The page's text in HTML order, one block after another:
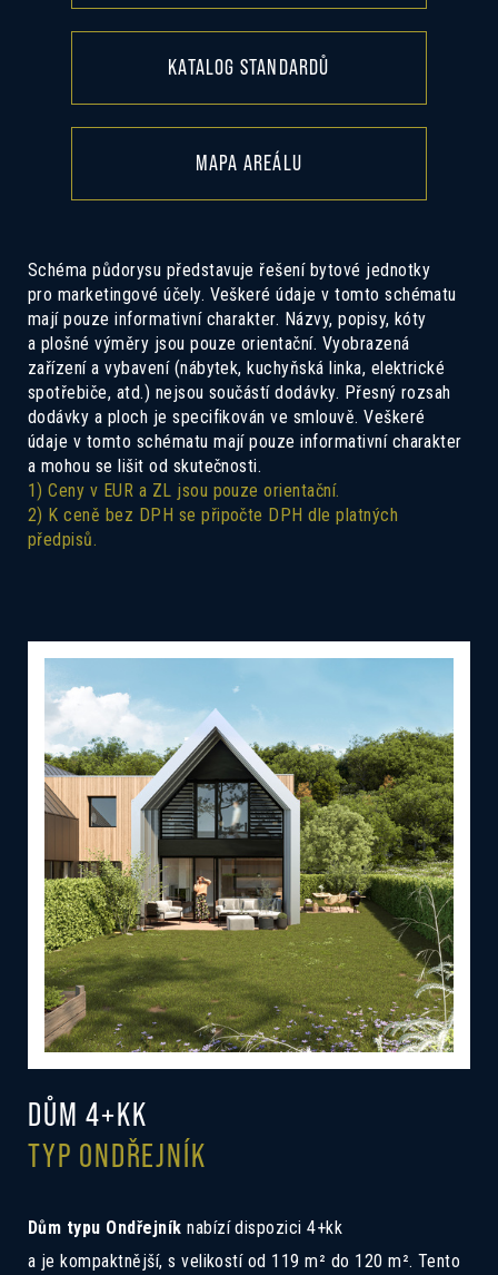
KATALOG STANDARDŮ
MAPA AREÁLU
Schéma půdorysu představuje řešení bytové jednotky
pro marketingové účely. Veškeré údaje v tomto schématu
mají pouze informativní charakter. Názvy, popisy, kóty
a plošné výměry jsou pouze orientační. Vyobrazená
zařízení a vybavení (nábytek, kuchyňská linka, elektrické
spotřebiče, atd.) nejsou součástí dodávky. Přesný rozsah
dodávky a ploch je specifikován ve smlouvě. Veškeré
údaje v tomto schématu mají pouze informativní charakter
a mohou se lišit od skutečnosti.
1) Ceny v EUR a ZL jsou pouze orientační.
2) K ceně bez DPH se připočte DPH dle platných
předpisů.
DŮM 4+KK
TYP ONDŘEJNÍK
Dům typu Ondřejník nabízí dispozici 4+kk
a je kompaktnější, s velikostí od 119 m² do 120 m². Tento